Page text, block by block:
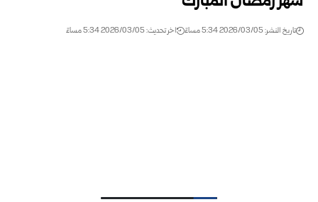
تاريخ النشر: 2026/03/05 5:34 مساءً اخر تحديث: 2026/03/05 5:34 مساءً